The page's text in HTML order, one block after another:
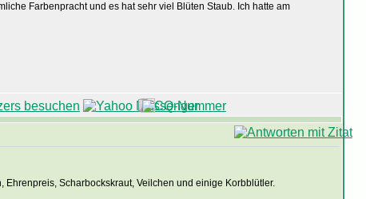
Farbenpracht und es hat sehr viel Blüten Staub. Ich hatte am
Scharbockskraut, Veilchen und einige Korbblütler.